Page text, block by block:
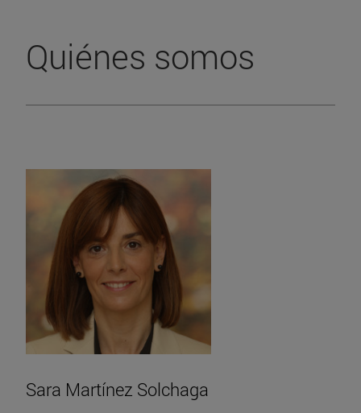
Quiénes somos
Sara Martínez Solchaga